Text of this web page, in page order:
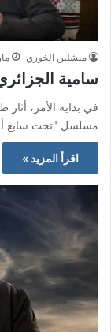
ميشلين الخوري
سامية
في بداية الأمر،
مسلسل "تحت سابع
اقرأ المزيد »